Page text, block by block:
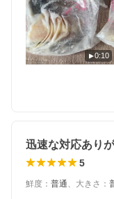
0:10
迅速な対応あり
5
鮮度 ： 普通、 大きさ ：